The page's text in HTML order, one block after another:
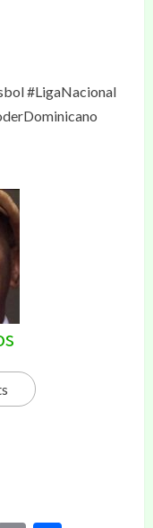
#LigaNacional